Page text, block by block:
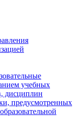
учебных
дисциплин
предусмотренных